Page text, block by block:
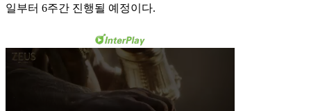
일부터 6주간 진행될 예정이다.